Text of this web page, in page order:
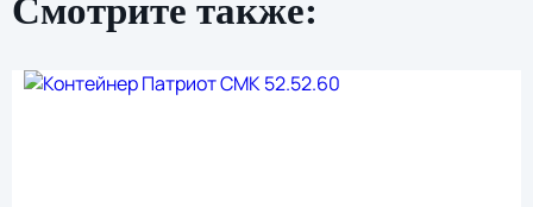
Смотрите также:
Оставить заявку
подтверждаете ознакомление с